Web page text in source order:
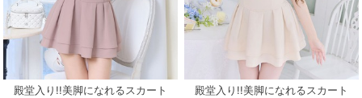
殿堂入り!!美脚になれるスカート
殿堂入り!!美脚になれるスカート